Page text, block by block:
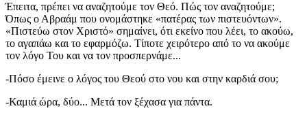
Έπειτα, πρέπει να αναζητούμε τον Θεό. Πώς τον αναζητούμε;
Όπως ο Αβραάμ που ονομάστηκε «πατέρας των πιστευόντων».
«Πιστεύω στον Χριστό» σημαίνει, ότι εκείνο που λέει, το ακούω,
το αγαπάω και το εφαρμόζω. Τίποτε χειρότερο από το να ακούμε
τον λόγο Του και να τον προσπερνάμε...
-Πόσο έμεινε ο λόγος του Θεού στο νου και στην καρδιά σου;
-Καμιά ώρα, δύο... Μετά τον ξέχασα για πάντα.